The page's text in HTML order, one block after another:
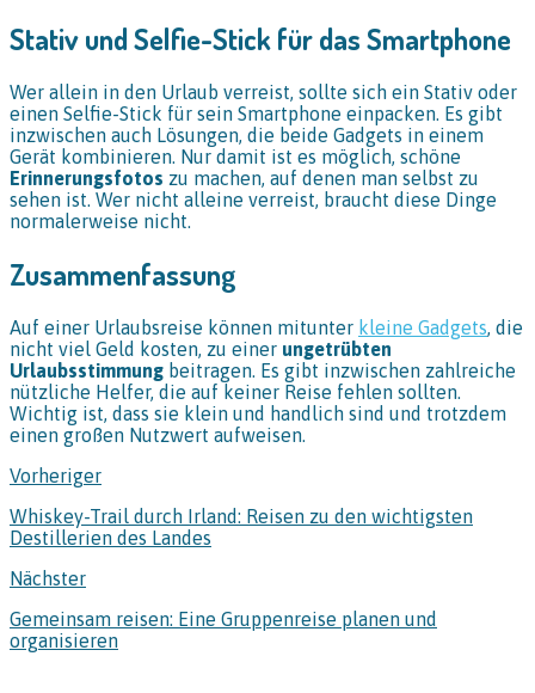
Stativ und Selfie-Stick für das Smartphone
Wer allein in den Urlaub verreist, sollte sich ein Stativ oder
einen Selfie-Stick für sein Smartphone einpacken. Es gibt
inzwischen auch Lösungen, die beide Gadgets in einem
Gerät kombinieren. Nur damit ist es möglich, schöne
Erinnerungsfotos zu machen, auf denen man selbst zu
sehen ist. Wer nicht alleine verreist, braucht diese Dinge
normalerweise nicht.
Zusammenfassung
Auf einer Urlaubsreise können mitunter kleine Gadgets, die
nicht viel Geld kosten, zu einer ungetrübten
Urlaubsstimmung beitragen. Es gibt inzwischen zahlreiche
nützliche Helfer, die auf keiner Reise fehlen sollten.
Wichtig ist, dass sie klein und handlich sind und trotzdem
einen großen Nutzwert aufweisen.
Vorheriger
Whiskey-Trail durch Irland: Reisen zu den wichtigsten
Destillerien des Landes
Nächster
Gemeinsam reisen: Eine Gruppenreise planen und
organisieren